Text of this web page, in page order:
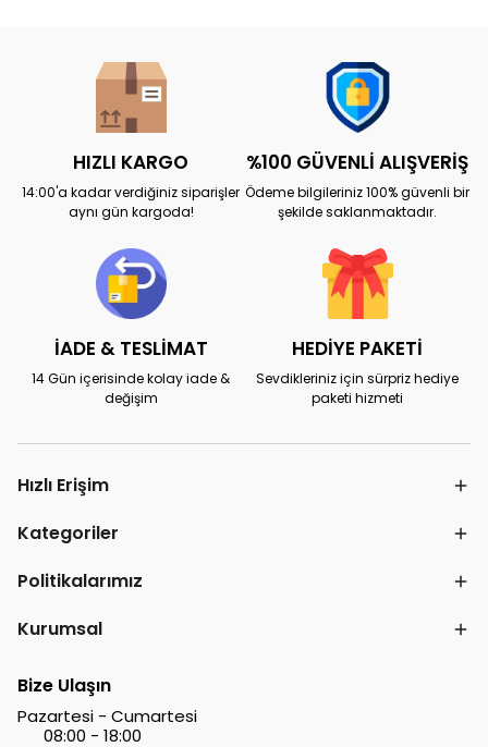
HIZLI KARGO
14:00'a kadar verdiğiniz siparişler
aynı gün kargoda!
%100 GÜVENLİ ALIŞVERİŞ
Ödeme bilgileriniz 100% güvenli bir
şekilde saklanmaktadır.
İADE & TESLİMAT
14 Gün içerisinde kolay iade &
değişim
HEDİYE PAKETİ
Sevdikleriniz için sürpriz hediye
paketi hizmeti
Hızlı Erişim
Kategoriler
Politikalarımız
Kurumsal
Bize Ulaşın
Pazartesi - Cumartesi
08:00 - 18:00